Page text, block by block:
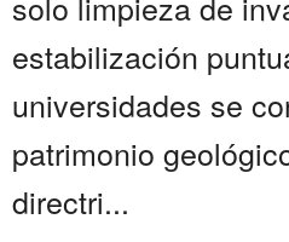
estabilización
universidades se
patrimonio
directri...